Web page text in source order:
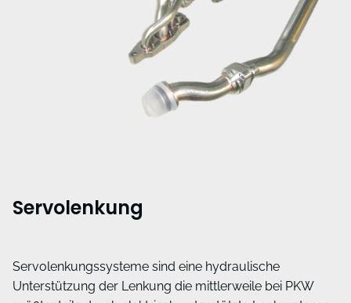
Servolenkung
Servolenkungssysteme sind eine hydraulische
Unterstützung der Lenkung die mittlerweile bei PKW